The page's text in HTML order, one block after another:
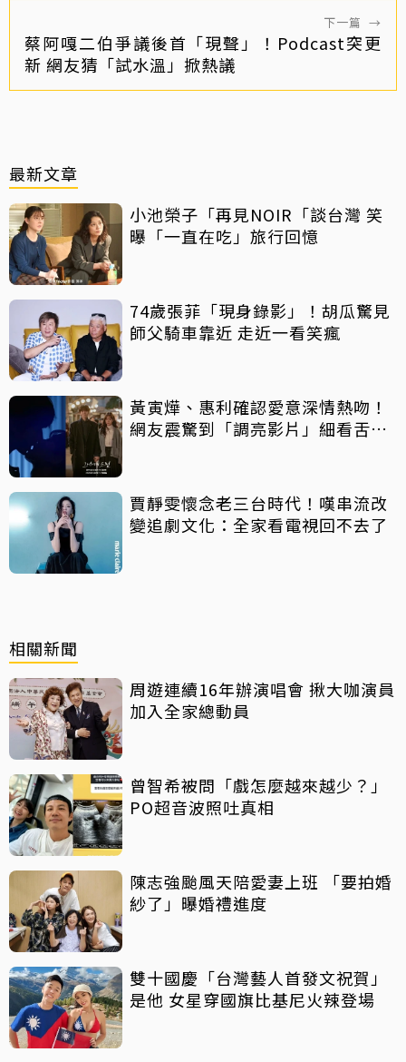
下一篇 →
蔡阿嘎二伯爭議後首「現聲」！Podcast突更
新 網友猜「試水溫」掀熱議
最新文章
小池榮子「再見NOIR「談台灣 笑
曝「一直在吃」旅行回憶
74歲張菲「現身錄影」！胡瓜驚見
師父騎車靠近 走近一看笑瘋
黃寅燁、惠利確認愛意深情熱吻！
網友震驚到「調亮影片」細看舌吻
賈靜雯懷念老三台時代！嘆串流改
變追劇文化：全家看電視回不去了
相關新聞
周遊連續16年辦演唱會 揪大咖演員
加入全家總動員
曾智希被問「戲怎麼越來越少？」
PO超音波照吐真相
陳志強颱風天陪愛妻上班 「要拍婚
紗了」曝婚禮進度
雙十國慶「台灣藝人首發文祝賀」
是他 女星穿國旗比基尼火辣登場